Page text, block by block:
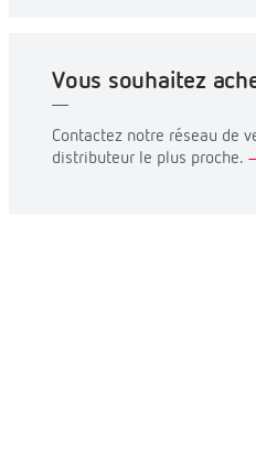
Vous souhaitez
Contactez notre réseau de
distributeur le plus proche.